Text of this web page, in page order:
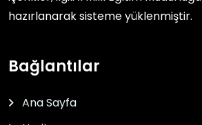
hazırlanarak sisteme yüklenmiştir.
Bağlantılar
Ana Sayfa